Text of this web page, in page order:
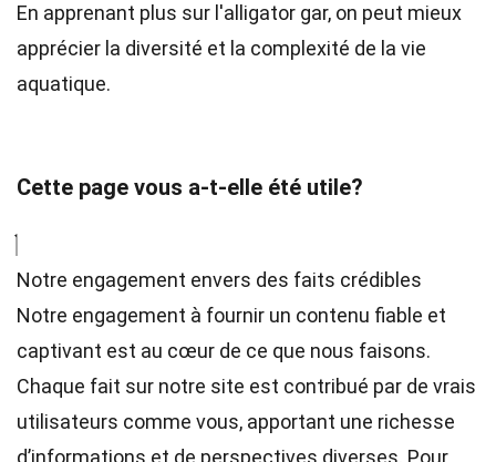
En apprenant plus sur l'alligator gar, on peut mieux
apprécier la diversité et la complexité de la vie
aquatique.
Cette page vous a-t-elle été utile?
Notre engagement envers des faits crédibles
Notre engagement à fournir un contenu fiable et
captivant est au cœur de ce que nous faisons.
Chaque fait sur notre site est contribué par de vrais
utilisateurs comme vous, apportant une richesse
d’informations et de perspectives diverses. Pour